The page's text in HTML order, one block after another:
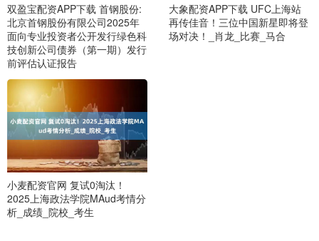
双盈宝配资APP下载 首钢股份:
北京首钢股份有限公司2025年
面向专业投资者公开发行绿色科
技创新公司债券（第一期）发行
前评估认证报告
大象配资APP下载 UFC上海站
再传佳音！三位中国新星即将登
场对决！_肖龙_比赛_马合
小麦配资官网 复试0淘汰！
2025上海政法学院MAud考情分
析_成绩_院校_考生